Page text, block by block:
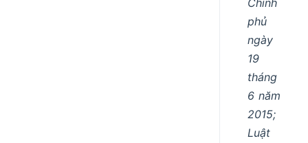
phủ
ngày
19
tháng
6 năm
2015;
Luật